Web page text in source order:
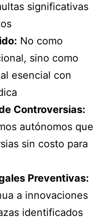
significativas
No como
sino como
esencial con
Controversias:
autónomos que
sin costo para
Preventivas:
a innovaciones
identificados